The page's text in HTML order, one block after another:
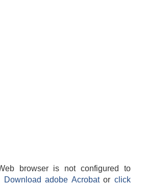
browser is not configured to
Download adobe Acrobatorclick